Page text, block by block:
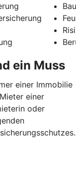
ein Muss
einer Immobilie
einer
oder